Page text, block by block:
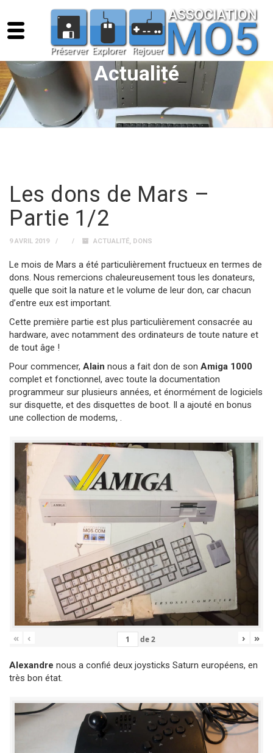
Actualité
Les dons de Mars –
Partie 1/2
9 AVRIL 2019 ACTUALITÉ, DONS
Le mois de Mars a été particulièrement fructueux en termes de
dons. Nous remercions chaleureusement tous les donateurs,
quelle que soit la nature et le volume de leur don, car chacun
d’entre eux est important.
Cette première partie est plus particulièrement consacrée au
hardware, avec notamment des ordinateurs de toute nature et
de tout âge !
Pour commencer, Alain nous a fait don de son Amiga 1000
complet et fonctionnel, avec toute la documentation
programmeur sur plusieurs années, et énormément de logiciels
sur disquette, et des disquettes de boot. Il a ajouté en bonus
une collection de modems, .
« ‹ de2 › »
Alexandre nous a confié deux joysticks Saturn européens, en
très bon état.